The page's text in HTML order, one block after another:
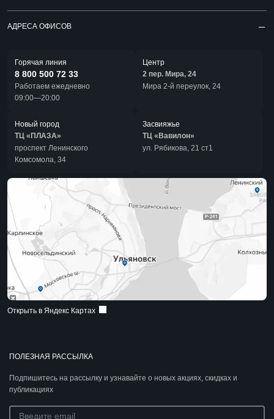
ПОЛЕЗНАЯ РАССЫЛКА
Подпишитесь на рассылку и узнавайте о новых акциях, скидках и
публикациях
АДРЕСА ОФИСОВ
Горячая линия
8 800 500 72 33
Работаем ежедневно
09:00—20:00
Центр
2 пер. Мира, 24
Мира 2-й переулок, 24
Новый город
ТЦ «ПЛАЗА»
проспект Ленинского
Комсомола, 34
Засвияжье
ТЦ «Вавилон»
ул. Рябикова, 21 ст1
Открыть в Яндекс Картах